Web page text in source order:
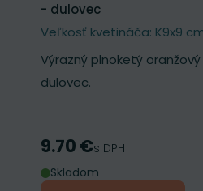
- dulovec
Veľkosť kvetináča: K9x9
Výrazný plnoketý oranžový
dulovec.
Cena
9.70 €s DPH
Skladom